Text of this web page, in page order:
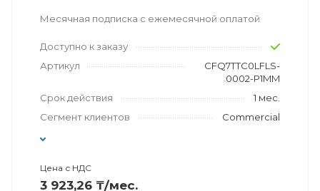
Месячная подписка с ежемесячной оплатой
Доступно к заказу
Артикул
CFQ7TTC0LFLS-
0002-P1MM
Срок действия
1 мес.
Сегмент клиентов
Commercial
Цена с НДС
3 923,26 ₸/мес.